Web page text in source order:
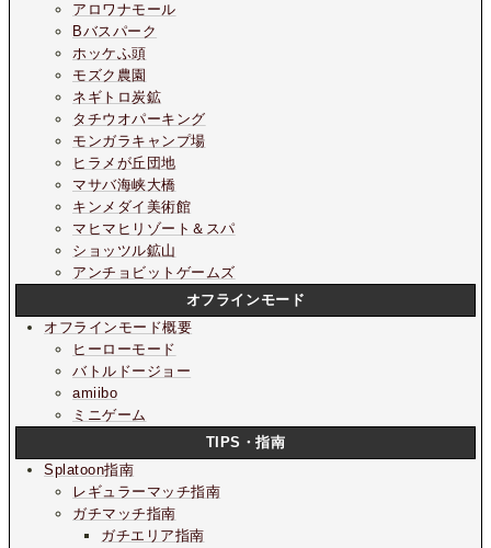
アロワナモール
Bバスパーク
ホッケふ頭
モズク農園
ネギトロ炭鉱
タチウオパーキング
モンガラキャンプ場
ヒラメが丘団地
マサバ海峡大橋
キンメダイ美術館
マヒマヒリゾート＆スパ
ショッツル鉱山
アンチョビットゲームズ
オフラインモード
オフラインモード概要
ヒーローモード
バトルドージョー
amiibo
ミニゲーム
TIPS・指南
Splatoon指南
レギュラーマッチ指南
ガチマッチ指南
ガチエリア指南